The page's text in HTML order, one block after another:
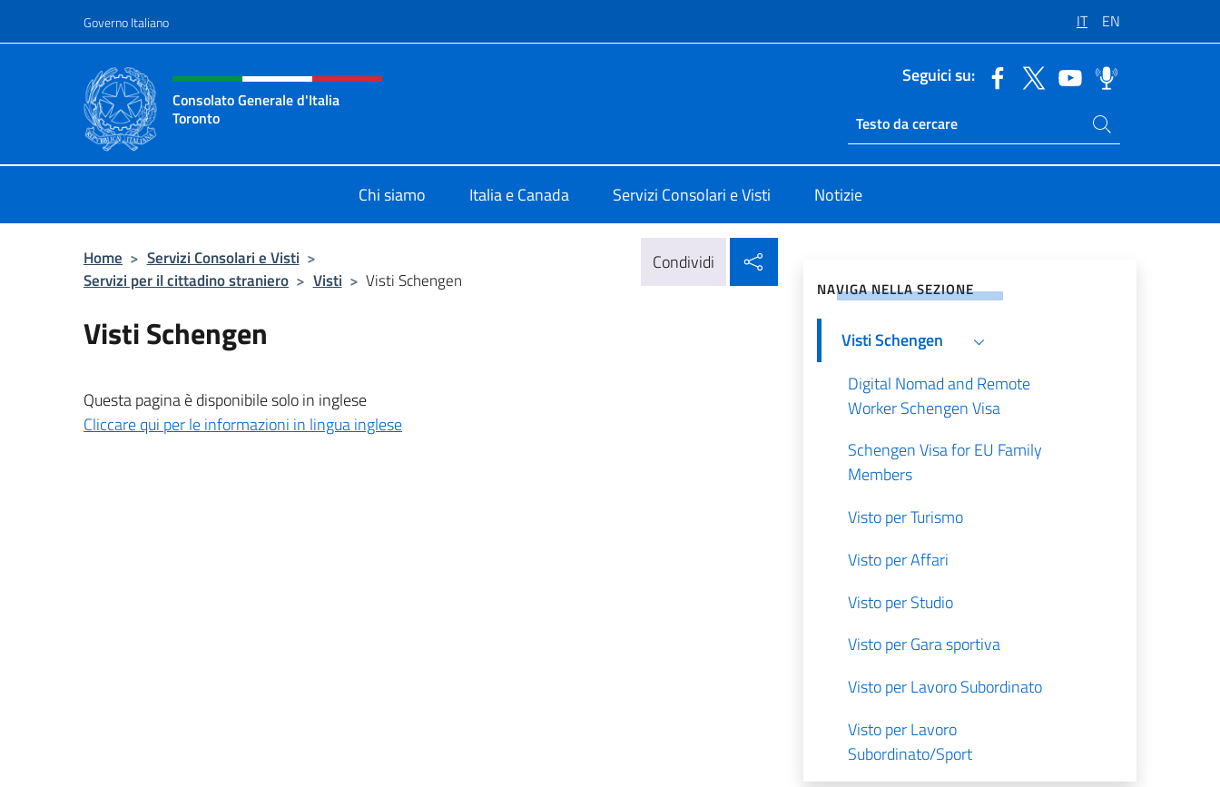
Governo Italiano IT EN
Intestazione sito, social e menù
Consolato Generale d'Italia
Toronto
Seguici su:
Ricerca sito live
Cerca nel sito
Chi siamo Italia e Canada Servizi Consolari e Visti Notizie
Home > Servizi Consolari e Visti >
Servizi per il cittadino straniero > Visti > Visti Schengen
Condividi
Visti Schengen
Questa pagina è disponibile solo in inglese
Cliccare qui per le informazioni in lingua inglese
NAVIGA NELLA SEZIONE
Visti Schengen
Digital Nomad and Remote
Worker Schengen Visa
Schengen Visa for EU Family
Members
Visto per Turismo
Visto per Affari
Visto per Studio
Visto per Gara sportiva
Visto per Lavoro Subordinato
Visto per Lavoro
Subordinato/Sport